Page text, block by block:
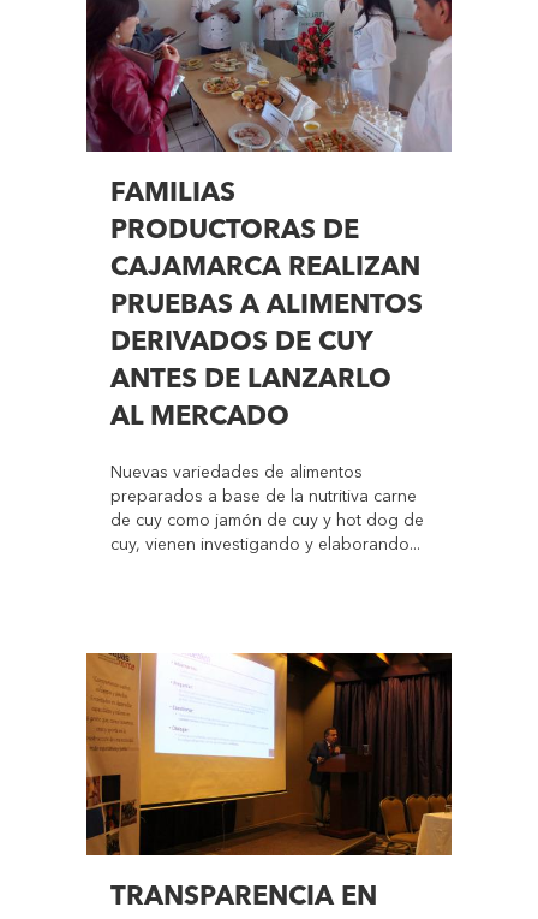
FAMILIAS
PRODUCTORAS DE
CAJAMARCA REALIZAN
PRUEBAS A ALIMENTOS
DERIVADOS DE CUY
ANTES DE LANZARLO
AL MERCADO
Nuevas variedades de alimentos
preparados a base de la nutritiva carne
de cuy como jamón de cuy y hot dog de
cuy, vienen investigando y elaborando...
TRANSPARENCIA EN